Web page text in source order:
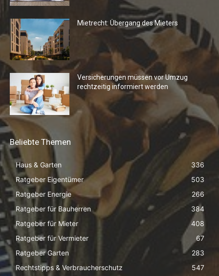
Mietrecht: Übergang des Mieters
Versicherungen müssen vor Umzug
rechtzeitig informiert werden
Beliebte Themen
Haus & Garten
336
Ratgeber Eigentümer
503
Ratgeber Energie
266
Ratgeber für Bauherren
384
Ratgeber für Mieter
408
Ratgeber für Vermieter
67
Ratgeber Garten
283
Rechtstipps & Verbraucherschutz
547